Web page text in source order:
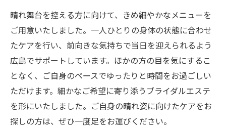
晴れ舞台を控える方に向けて、きめ細やかなメニューを
ご用意いたしました。一人ひとりの身体の状態に合わせ
たケアを行い、前向きな気持ちで当日を迎えられるよう
広島でサポートしています。ほかの方の目を気にするこ
となく、ご自身のペースでゆったりと時間をお過ごしい
ただけます。細かなご希望に寄り添うブライダルエステ
を形にいたしました。ご自身の晴れ姿に向けたケアをお
探しの方は、ぜひ一度足をお運びください。